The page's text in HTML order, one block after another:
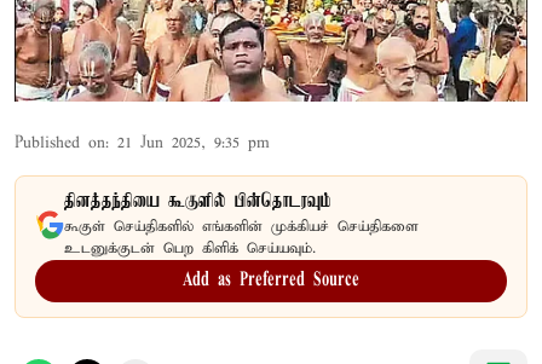
Published on: 21 Jun 2025, 9:35 pm
தினத்தந்தியை கூகுளில் பின்தொடரவும்
கூகுள் செய்திகளில் எங்களின் முக்கியச் செய்திகளை
உடனுக்குடன் பெற கிளிக் செய்யவும்.
Add as Preferred Source